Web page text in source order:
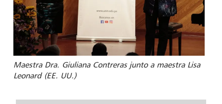
Maestra Dra. Giuliana Contreras junto a maestra Lisa
Leonard (EE. UU.)